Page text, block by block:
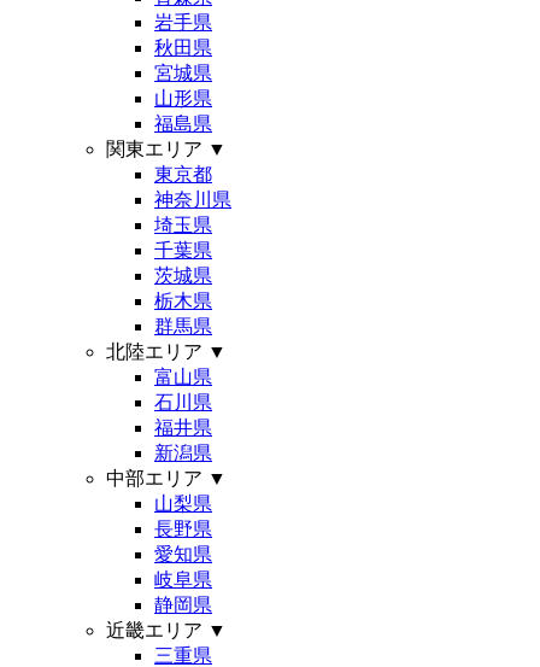
岩手県
秋田県
宮城県
山形県
福島県
関東エリア ▼
東京都
神奈川県
埼玉県
千葉県
茨城県
栃木県
群馬県
北陸エリア ▼
富山県
石川県
福井県
新潟県
中部エリア ▼
山梨県
長野県
愛知県
岐阜県
静岡県
近畿エリア ▼
三重県